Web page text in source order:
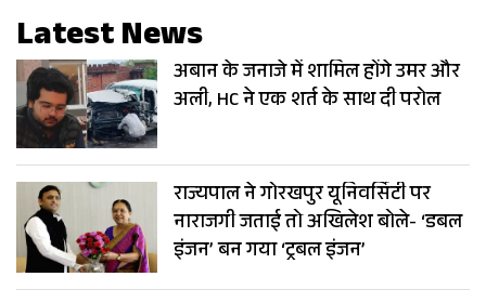
Latest News
अबान के जनाजे में शामिल होंगे उमर और
अली, HC ने एक शर्त के साथ दी परोल
राज्यपाल ने गोरखपुर यूनिवर्सिटी पर
नाराजगी जताई तो अखिलेश बोले- ‘डबल
इंजन’ बन गया ‘ट्रबल इंजन’